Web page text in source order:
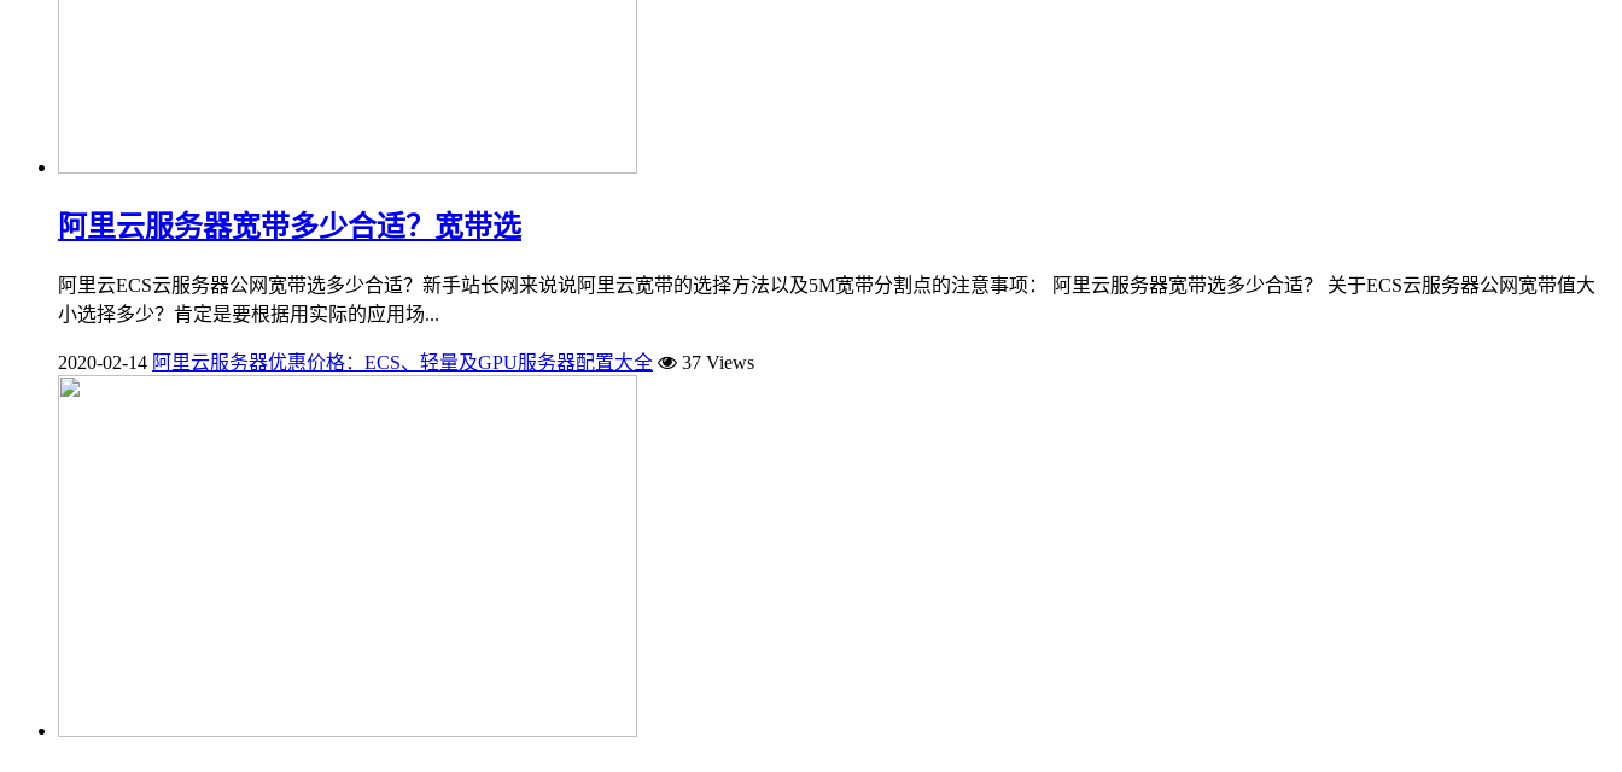
阿里云服务器宽带多少合适？宽带选
阿里云ECS云服务器公网宽带选多少合适？新手站长网来说说阿里云宽带的选择方法以及5M宽带分割点的注意事项： 阿里云服务器宽带选多少合适？ 关于ECS云服务器公网宽带值大
小选择多少？肯定是要根据用实际的应用场...
2020-02-14 阿里云服务器优惠价格：ECS、轻量及GPU服务器配置大全 37 Views